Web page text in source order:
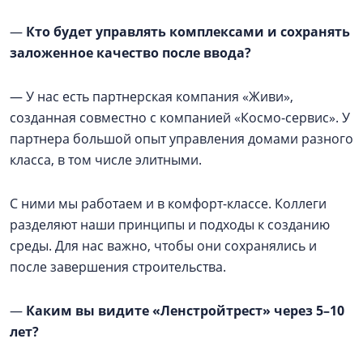
— Кто будет управлять комплексами и сохранять
заложенное качество после ввода?
— У нас есть партнерская компания «Живи»,
созданная совместно с компанией «Космо-сервис». У
партнера большой опыт управления домами разного
класса, в том числе элитными.
С ними мы работаем и в комфорт-классе. Коллеги
разделяют наши принципы и подходы к созданию
среды. Для нас важно, чтобы они сохранялись и
после завершения строительства.
— Каким вы видите «Ленстройтрест» через 5–10
лет?